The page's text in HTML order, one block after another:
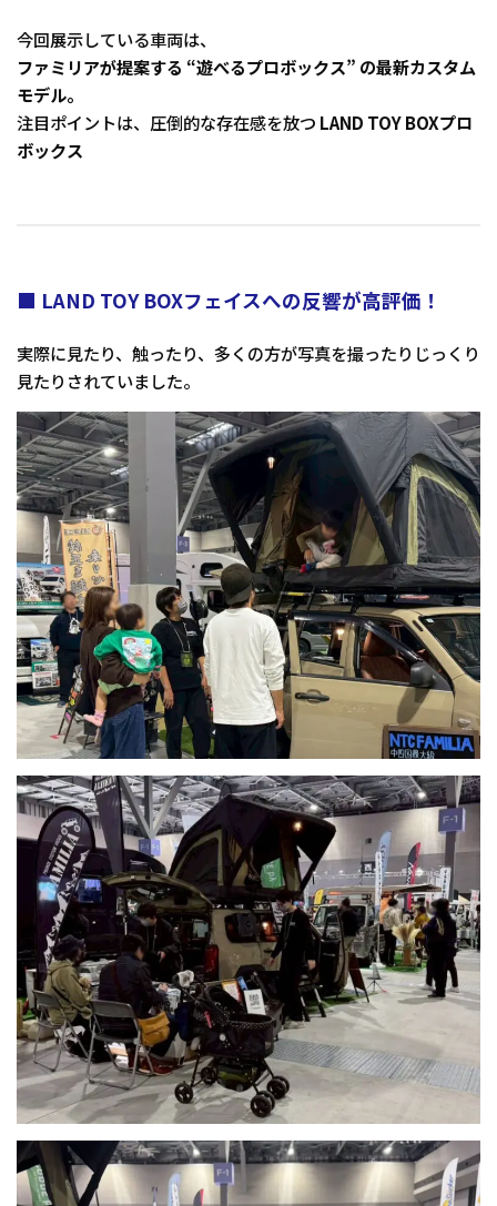
今回展示している車両は、
ファミリアが提案する “遊べるプロボックス” の最新カスタム
モデル。
注目ポイントは、圧倒的な存在感を放つ LAND TOY BOXプロ
ボックス
■ LAND TOY BOXフェイスへの反響が高評価！
実際に見たり、触ったり、多くの方が写真を撮ったりじっくり
見たりされていました。